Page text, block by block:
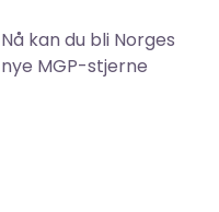
Nå kan du bli Norges
nye MGP-stjerne